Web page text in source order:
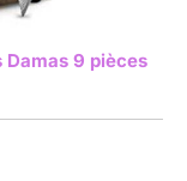
9 pièces